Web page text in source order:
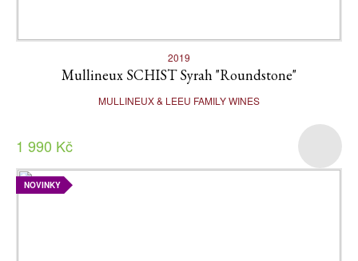
2019
Mullineux SCHIST Syrah "Roundstone"
MULLINEUX & LEEU FAMILY WINES
1 990 Kč
NOVINKY